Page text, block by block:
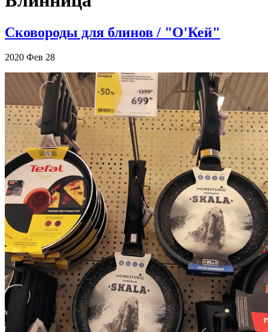
Сковороды для блинов / "О'Кей"
2020 Фев 28